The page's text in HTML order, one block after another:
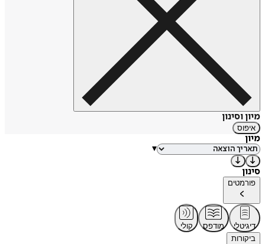
מיון וסינון
איפוס
מיון
▾
סינון
פורמטים
דיגיטלי מודפס
קולי
ביקורות